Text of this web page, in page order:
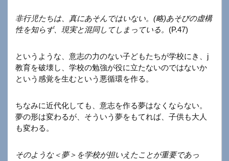
非行児たちは、真にあそんではいない。(略)あそびの虚構
性を知らず、現実と混同してしまっている。 (P.47)
というような、意志の力のない子どもたちが学校にき、j
教育を破壊し、学校の勉強が役に立たないのではないか
という感覚を生むという悪循環を作る。
ちなみに近代化しても、意志を作る夢はなくならない。
夢の形は変わるが、そういう夢をもてれば、子供も大人
も変わる。
そのような＜夢＞を学校が担いえたことが重要であっ